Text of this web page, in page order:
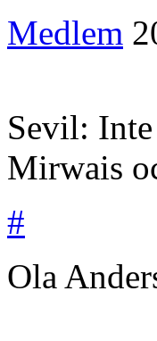
Medlem
Sevil:
Mirwais
#
Ola